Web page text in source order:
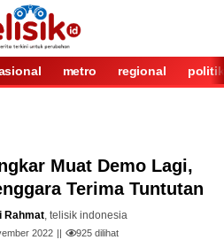
metro regional politik
Muat Demo Lagi,
Terima Tuntutan
Rahmat, telisik indonesia
2022 925 dilihat